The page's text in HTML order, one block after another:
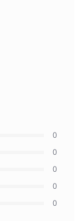
0
0
0
0
0